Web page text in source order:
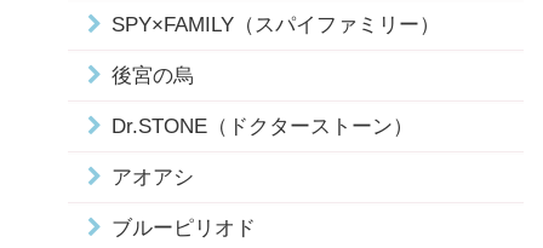
SPY×FAMILY（スパイファミリー）
後宮の烏
Dr.STONE（ドクターストーン）
アオアシ
ブルーピリオド